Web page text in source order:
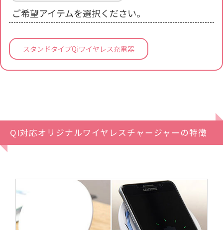
ご希望アイテムを選択ください。
スタンドタイプQiワイヤレス充電器
QI対応オリジナルワイヤレスチャージャーの特徴